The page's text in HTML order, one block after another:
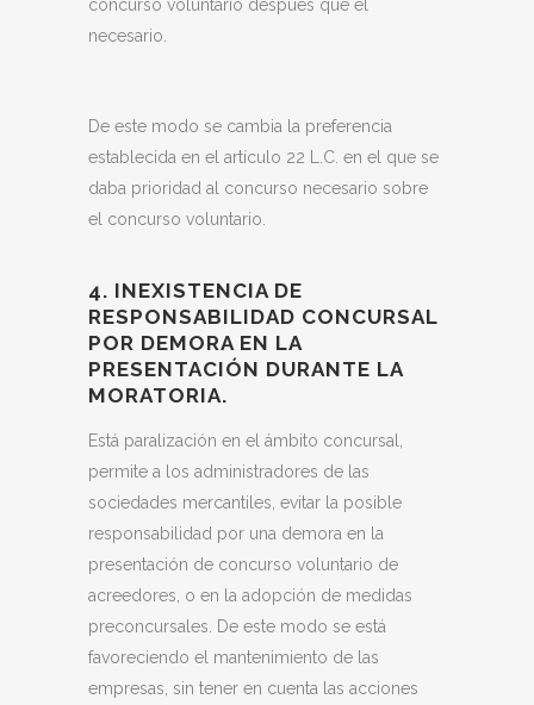
concurso voluntario después que el
necesario.
De este modo se cambia la preferencia
establecida en el artículo 22 L.C. en el que se
daba prioridad al concurso necesario sobre
el concurso voluntario.
4. INEXISTENCIA DE
RESPONSABILIDAD CONCURSAL
POR DEMORA EN LA
PRESENTACIÓN DURANTE LA
MORATORIA.
Está paralización en el ámbito concursal,
permite a los administradores de las
sociedades mercantiles, evitar la posible
responsabilidad por una demora en la
presentación de concurso voluntario de
acreedores, o en la adopción de medidas
preconcursales. De este modo se está
favoreciendo el mantenimiento de las
empresas, sin tener en cuenta las acciones